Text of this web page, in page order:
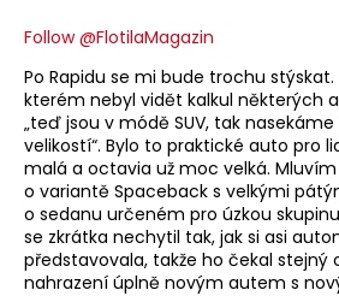
Follow @FlotilaMagazin
Po Rapidu se mi bude trochu stýskat.
kterém nebyl vidět kalkul některých
„teď jsou v módě SUV, tak
velikostí“. Bylo to praktické auto pro
malá a octavia už moc velká.
o variantě Spaceback s velkými
o sedanu určeném pro úzkou
se zkrátka nechytil tak, jak si asi
představovala, takže ho čekal stejný
nahrazení úplně novým autem s